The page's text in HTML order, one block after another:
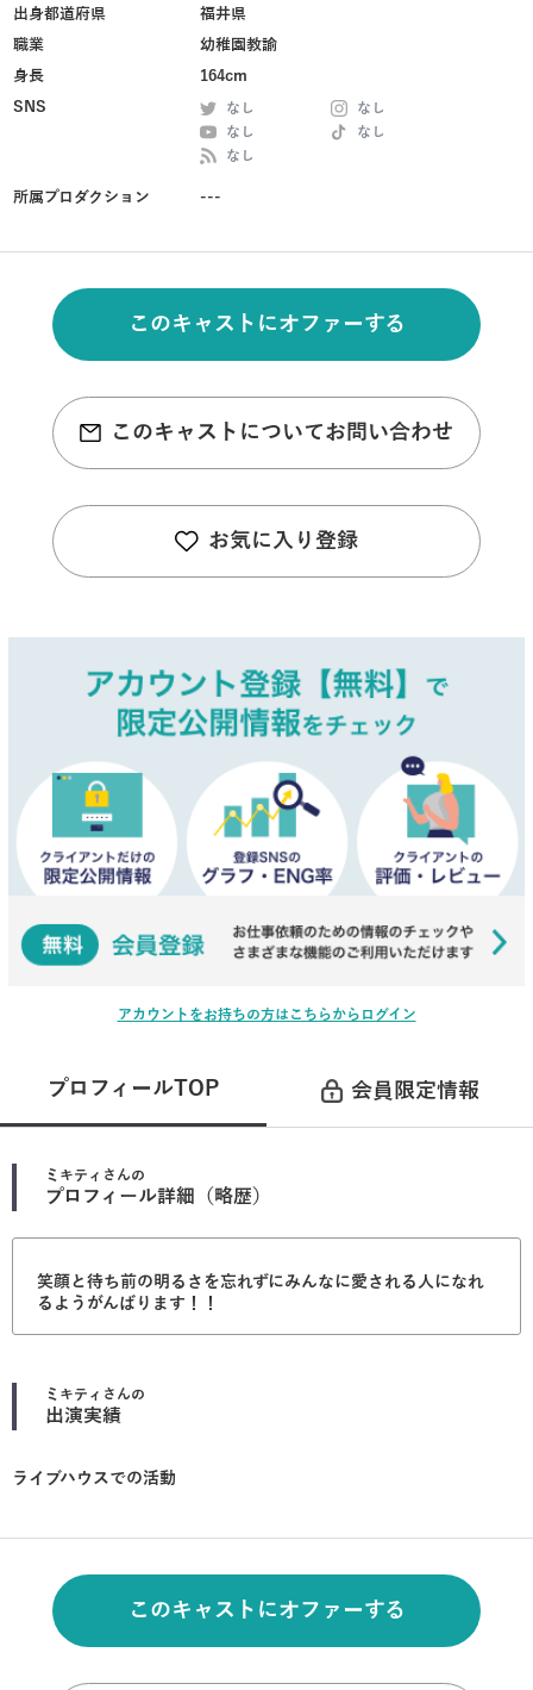
出身都道府県
福井県
職業
幼稚園教諭
身長
164cm
SNS
なし
なし
なし
なし
なし
所属プロダクション ---
このキャストにオファーする
このキャストについてお問い合わせ
お気に入り登録
アカウントをお持ちの方はこちらからログイン
プロフィールTOP 会員限定情報
ミキティ さんの
プロフィール詳細（略歴）
笑顔と待ち前の明るさを忘れずにみんなに愛される人になれ
るようがんばります！！
ミキティ さんの
出演実績
ライブハウスでの活動
このキャストにオファーする